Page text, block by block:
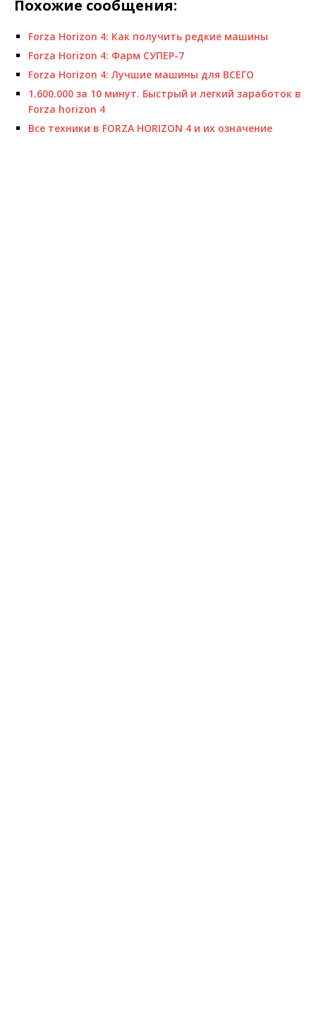
Похожие сообщения:
Forza Horizon 4: Как получить редкие машины
Forza Horizon 4: Фарм СУПЕР-7
Forza Horizon 4: Лучшие машины для ВСЕГО
1.600.000 за 10 минут. Быстрый и легкий заработок в
Forza horizon 4
Все техники в FORZA HORIZON 4 и их означение